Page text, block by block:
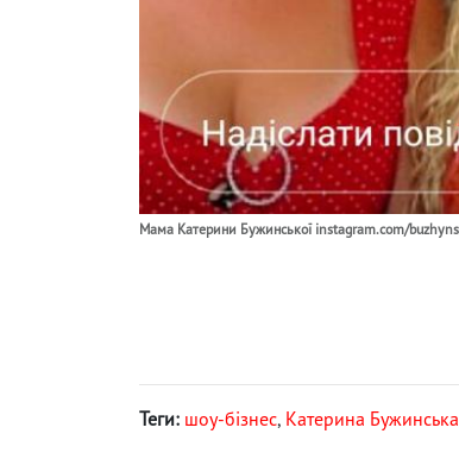
Мама Катерини Бужинської instagram.com/
Теги: шоу-бізнес, Катерина Бужинська